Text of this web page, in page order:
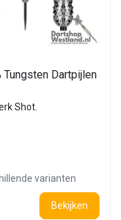
Tungsten Dartpijlen
Shot.
varianten
Bekijken